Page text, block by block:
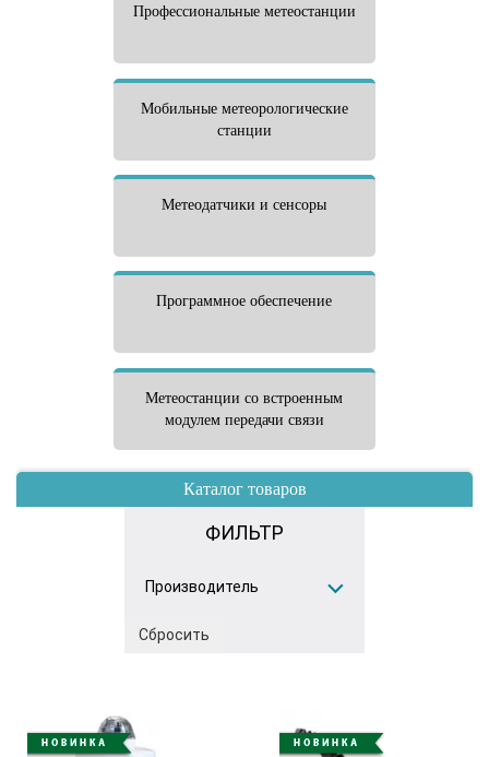
Профессиональные метеостанции
Мобильные метеорологические
станции
Метеодатчики и сенсоры
Программное обеспечение
Метеостанции со встроенным
модулем передачи связи
Каталог товаров
ФИЛЬТР
Производитель
ICBCOM
Сбросить